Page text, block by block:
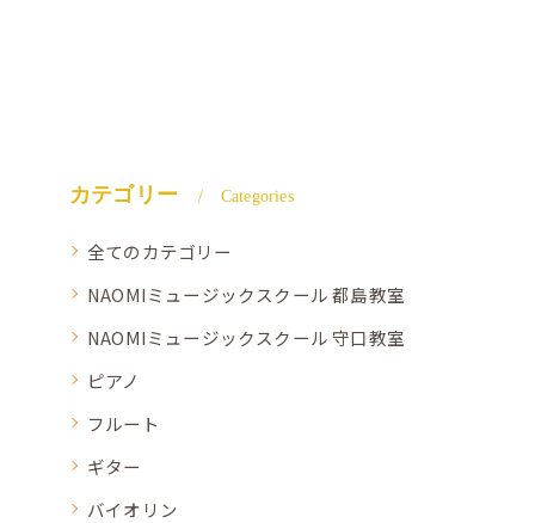
カテゴリー Categories
全てのカテゴリー
NAOMIミュージックスクール 都島教室
NAOMIミュージックスクール 守口教室
ピアノ
フルート
ギター
バイオリン